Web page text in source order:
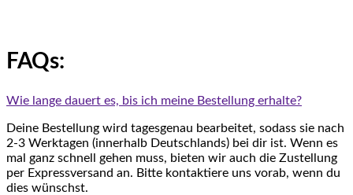
FAQs:
Wie lange dauert es, bis ich meine Bestellung erhalte?
Deine Bestellung wird tagesgenau bearbeitet, sodass sie nach
2-3 Werktagen (innerhalb Deutschlands) bei dir ist. Wenn es
mal ganz schnell gehen muss, bieten wir auch die Zustellung
per Expressversand an. Bitte kontaktiere uns vorab, wenn du
dies wünschst.